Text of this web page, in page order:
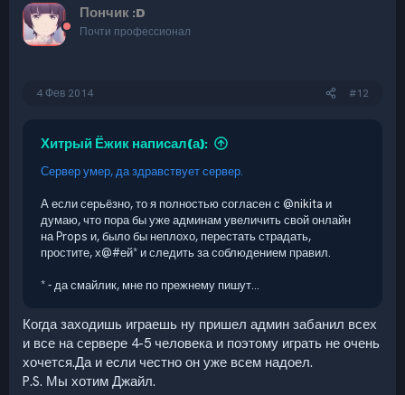
Пончик :D
Почти профессионал
4 Фев 2014 #12
Хитрый Ёжик написал(а):
Сервер умер, да здравствует сервер.
А если серьёзно, то я полностью согласен с @nikita и
думаю, что пора бы уже админам увеличить свой онлайн
на Props и, было бы неплохо, перестать страдать,
простите, х@#ей* и следить за соблюдением правил.
* - да смайлик, мне по прежнему пишут...
Когда заходишь играешь ну пришел админ забанил всех
и все на сервере 4-5 человека и поэтому играть не очень
хочется.Да и если честно он уже всем надоел.
P.S. Мы хотим Джайл.